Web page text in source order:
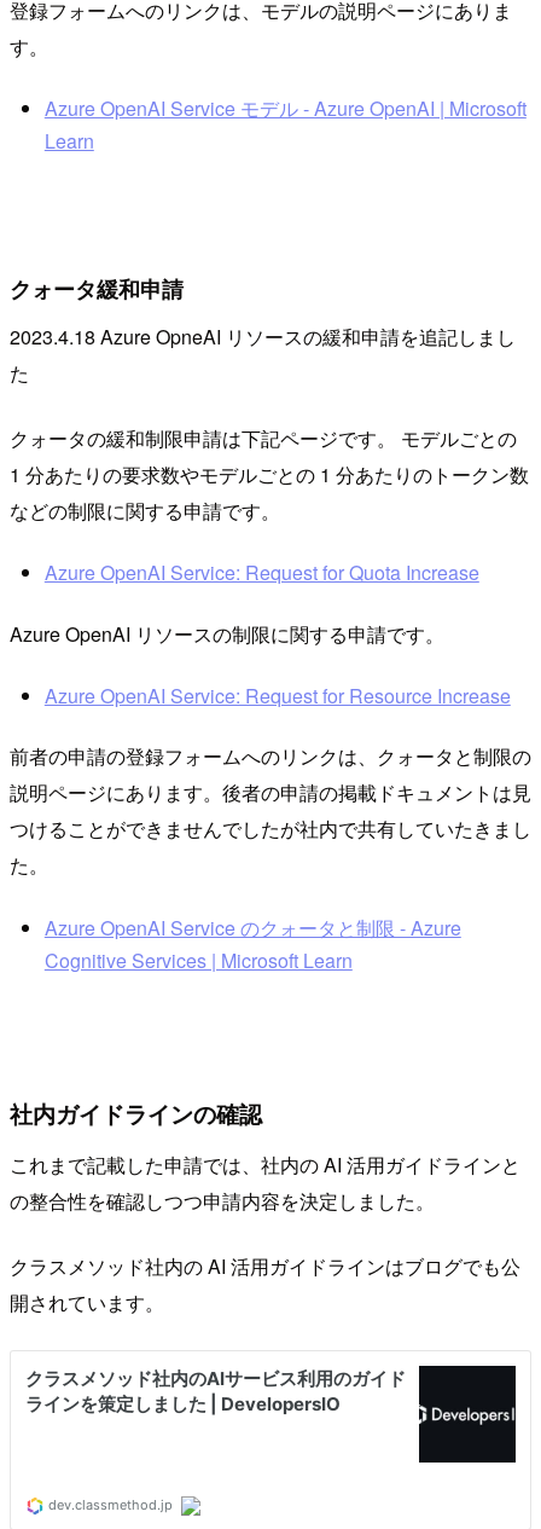
登録フォームへのリンクは、モデルの説明ページにありま
す。
Azure OpenAI Service モデル - Azure OpenAI | Microsoft
Learn
クォータ緩和申請
2023.4.18 Azure OpneAI リソースの緩和申請を追記しまし
た
クォータの緩和制限申請は下記ページです。 モデルごとの
1 分あたりの要求数やモデルごとの 1 分あたりのトークン数
などの制限に関する申請です。
Azure OpenAI Service: Request for Quota Increase
Azure OpenAI リソースの制限に関する申請です。
Azure OpenAI Service: Request for Resource Increase
前者の申請の登録フォームへのリンクは、クォータと制限の
説明ページにあります。後者の申請の掲載ドキュメントは見
つけることができませんでしたが社内で共有していたきまし
た。
Azure OpenAI Service のクォータと制限 - Azure
Cognitive Services | Microsoft Learn
社内ガイドラインの確認
これまで記載した申請では、社内の AI 活用ガイドラインと
の整合性を確認しつつ申請内容を決定しました。
クラスメソッド社内の AI 活用ガイドラインはブログでも公
開されています。